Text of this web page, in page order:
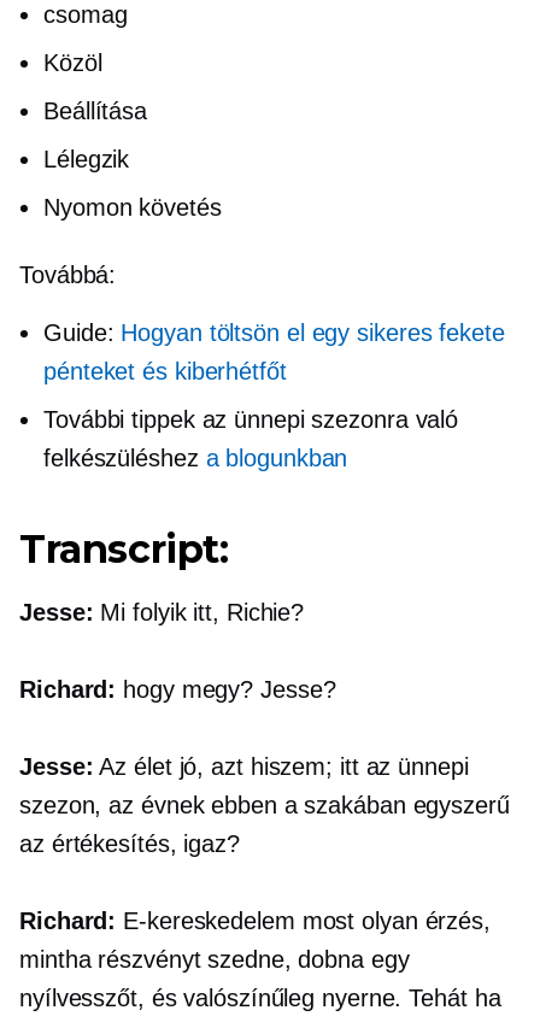
csomag
Közöl
Beállítása
Lélegzik
Nyomon követés
Továbbá:
Guide: Hogyan töltsön el egy sikeres fekete
pénteket és kiberhétfőt
További tippek az ünnepi szezonra való
felkészüléshez a blogunkban
Transcript:
Jesse: Mi folyik itt, Richie?
Richard: hogy megy? Jesse?
Jesse: Az élet jó, azt hiszem; itt az ünnepi
szezon, az évnek ebben a szakában egyszerű
az értékesítés, igaz?
Richard: E-kereskedelem most olyan érzés,
mintha részvényt szedne, dobna egy
nyílvesszőt, és valószínűleg nyerne. Tehát ha